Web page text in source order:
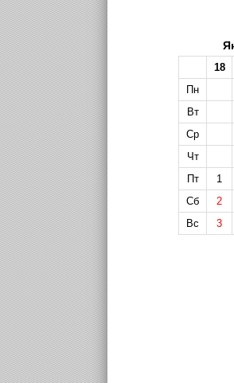
18
Пн
Вт
Ср
Чт
Пт
1
Сб
2
Вс
3